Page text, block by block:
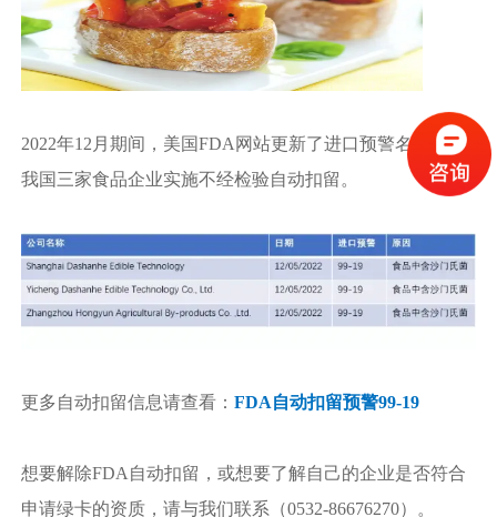
2022年12月期间，美国FDA网站更新了进口预警名单，对
我国三家食品企业实施不经检验自动扣留。
更多自动扣留信息请查看： FDA自动扣留预警99-19
想要解除FDA自动扣留，或想要了解自己的企业是否符合
申请绿卡的资质，请与我们联系（0532-86676270）。